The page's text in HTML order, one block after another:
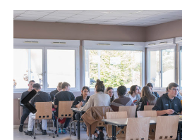
Previous